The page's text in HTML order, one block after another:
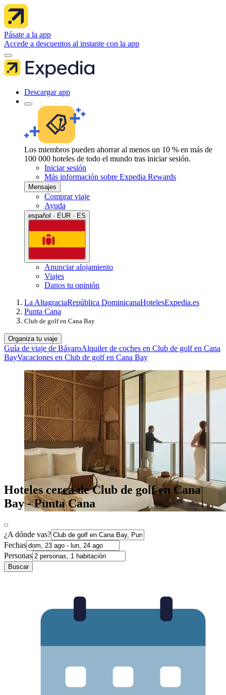
Pásate a la app
Accede a descuentos al instante con la app
Descargar app
Los miembros pueden ahorrar al menos un 10 % en más de
100 000 hoteles de todo el mundo tras iniciar sesión.
Iniciar sesión
Más información sobre Expedia Rewards
Mensajes
Comprar viaje
Ayuda
español · EUR · ES
Anunciar alojamiento
Viajes
Danos tu opinión
La AltagraciaRepública DominicanaHotelesExpedia.es
Punta Cana
Club de golf en Cana Bay
Organiza tu viaje
Guía de viaje de BávaroAlquiler de coches en Club de golf en Cana
BayVacaciones en Club de golf en Cana Bay
Hoteles cerca de Club de golf en Cana
Bay - Punta Cana
¿A dónde vas?
Fechas
Personas
Buscar